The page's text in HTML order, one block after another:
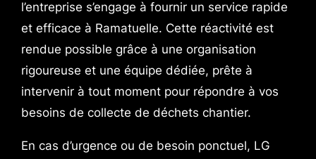
l’entreprise s’engage à fournir un service rapide
et efficace à Ramatuelle. Cette réactivité est
rendue possible grâce à une organisation
rigoureuse et une équipe dédiée, prête à
intervenir à tout moment pour répondre à vos
besoins de collecte de déchets chantier.
En cas d’urgence ou de besoin ponctuel, LG